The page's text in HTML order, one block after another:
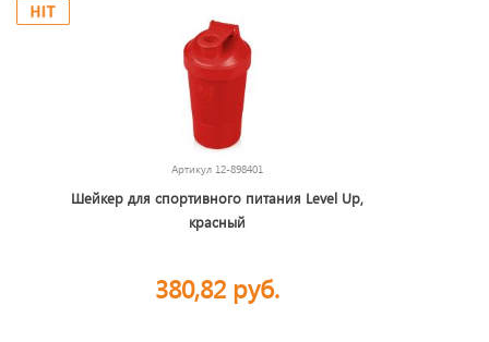
Артикул 12-898401
Шейкер для спортивного питания Level Up,
красный
380,82 руб.